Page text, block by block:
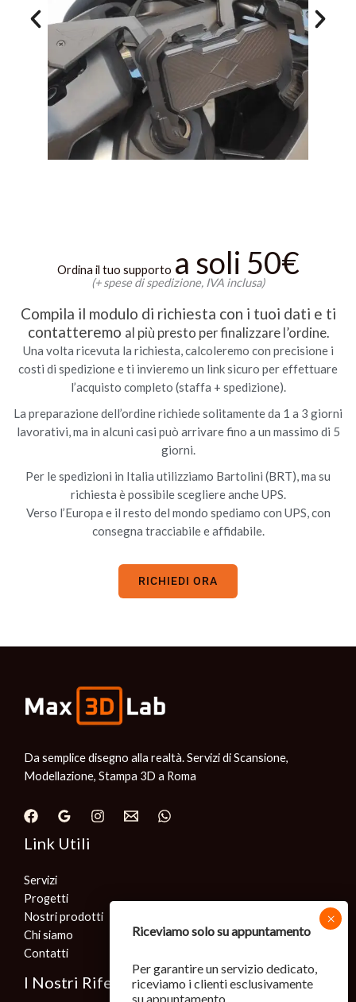
Ordina il tuo supporto a soli 50€
(+ spese di spedizione, IVA inclusa)
Compila il modulo di richiesta con i tuoi dati e ti
contatteremo al più presto per finalizzare l’ordine.
Una volta ricevuta la richiesta, calcoleremo con precisione i
costi di spedizione e ti invieremo un link sicuro per effettuare
l’acquisto completo (staffa + spedizione).
La preparazione dell’ordine richiede solitamente da 1 a 3 giorni
lavorativi, ma in alcuni casi può arrivare fino a un massimo di 5
giorni.
Per le spedizioni in Italia utilizziamo Bartolini (BRT), ma su
richiesta è possibile scegliere anche UPS.
Verso l’Europa e il resto del mondo spediamo con UPS, con
consegna tracciabile e affidabile.
RICHIEDI ORA
Da semplice disegno alla realtà. Servizi di Scansione,
Modellazione, Stampa 3D a Roma
Link Utili
Servizi
Progetti
Nostri prodotti
Chi siamo
Contatti
I Nostri Riferimenti
Riceviamo solo su appuntamento
Per garantire un servizio dedicato,
riceviamo i clienti esclusivamente
su appuntamento.